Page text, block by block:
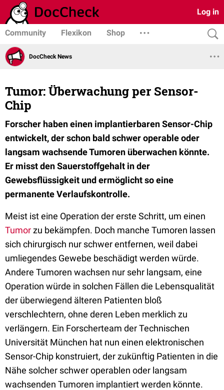
Log in
Community Flexikon Shop
DocCheck News
Tumor: Überwachung per Sensor-
Chip
Forscher haben einen implantierbaren Sensor-Chip
entwickelt, der schon bald schwer operable oder
langsam wachsende Tumoren überwachen könnte.
Er misst den Sauerstoffgehalt in der
Gewebsflüssigkeit und ermöglicht so eine
permanente Verlaufskontrolle.
Meist ist eine Operation der erste Schritt, um einen
Tumorzu bekämpfen. Doch manche Tumoren lassen
sich chirurgisch nur schwer entfernen, weil dabei
umliegendes Gewebe beschädigt werden würde.
Andere Tumoren wachsen nur sehr langsam, eine
Operation würde in solchen Fällen die Lebensqualität
der überwiegend älteren Patienten bloß
verschlechtern, ohne deren Leben merklich zu
verlängern. Ein Forscherteam der Technischen
Universität München hat nun einen elektronischen
Sensor-Chip konstruiert, der zukünftig Patienten in die
Nähe solcher schwer operablen oder langsam
wachsenden Tumoren implantiert werden könnte.